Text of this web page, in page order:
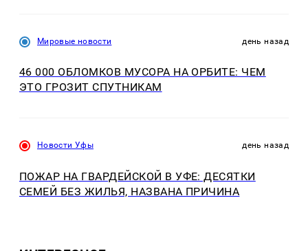
Мировые новости день назад
46 000 ОБЛОМКОВ МУСОРА НА ОРБИТЕ: ЧЕМ
ЭТО ГРОЗИТ СПУТНИКАМ
Новости Уфы день назад
ПОЖАР НА ГВАРДЕЙСКОЙ В УФЕ: ДЕСЯТКИ
СЕМЕЙ БЕЗ ЖИЛЬЯ, НАЗВАНА ПРИЧИНА